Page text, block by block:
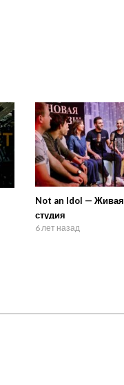
Not an Idol — Живая
студия
6 лет назад